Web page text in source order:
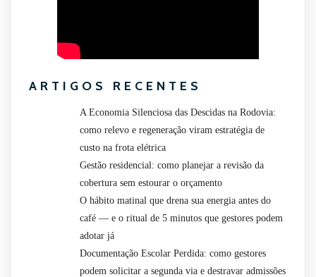
ARTIGOS RECENTES
A Economia Silenciosa das Descidas na Rodovia:
como relevo e regeneração viram estratégia de
custo na frota elétrica
Gestão residencial: como planejar a revisão da
cobertura sem estourar o orçamento
O hábito matinal que drena sua energia antes do
café — e o ritual de 5 minutos que gestores podem
adotar já
Documentação Escolar Perdida: como gestores
podem solicitar a segunda via e destravar admissões